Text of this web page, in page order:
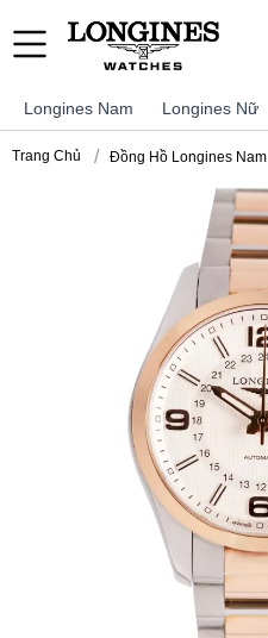
Longines Nam Longines Nữ
Trang Chủ Đồng Hồ Longines Nam